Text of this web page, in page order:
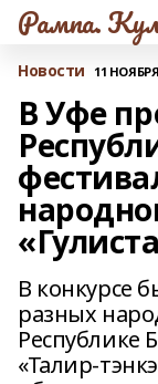
Рампа.
Новости 11 НОЯБРЯ
В Уфе
В конкурсе
разных
Республике
«Талир-